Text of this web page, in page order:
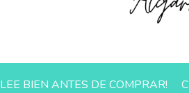
LEE BIEN ANTES DE COMPRAR!